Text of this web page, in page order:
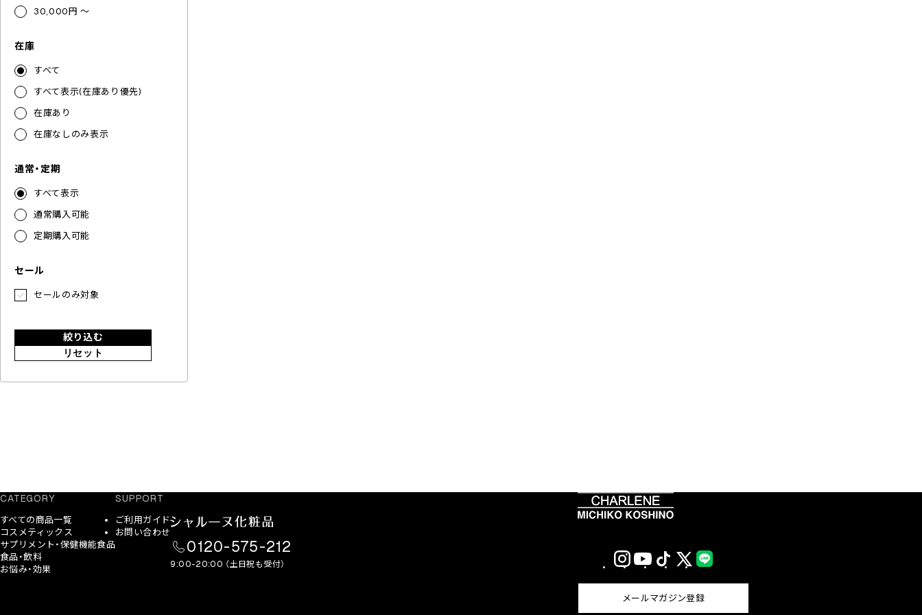
30,000円 ～
在庫
すべて
すべて表示(在庫あり優先)
在庫あり
在庫なしのみ表示
通常・定期
すべて表示
通常購入可能
定期購入可能
セール
セールのみ対象
絞り込む
リセット
CATEGORY
すべての商品一覧
コスメティックス
サプリメント・保健機能食品
食品・飲料
お悩み・効果
SUPPORT
ご利用ガイド
お問い合わせ
0120-575-212
9:00-20:00 （土日祝も受付）
InstagramYouTubeTikTok X
(Twitter)
メールマガジン登録